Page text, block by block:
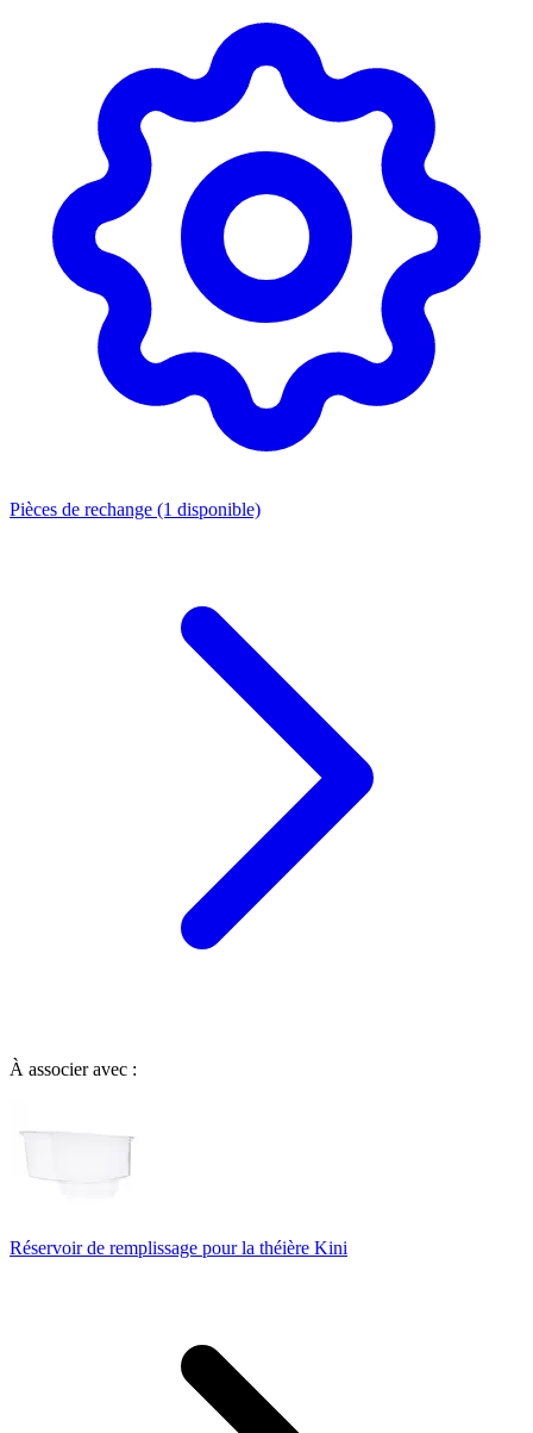
Pièces de rechange (1 disponible)
À associer avec :
Réservoir de remplissage pour la théière Kini